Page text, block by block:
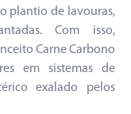
plantio de lavouras,
Com isso,
Carne Carbono
em sistemas de
exalado pelos